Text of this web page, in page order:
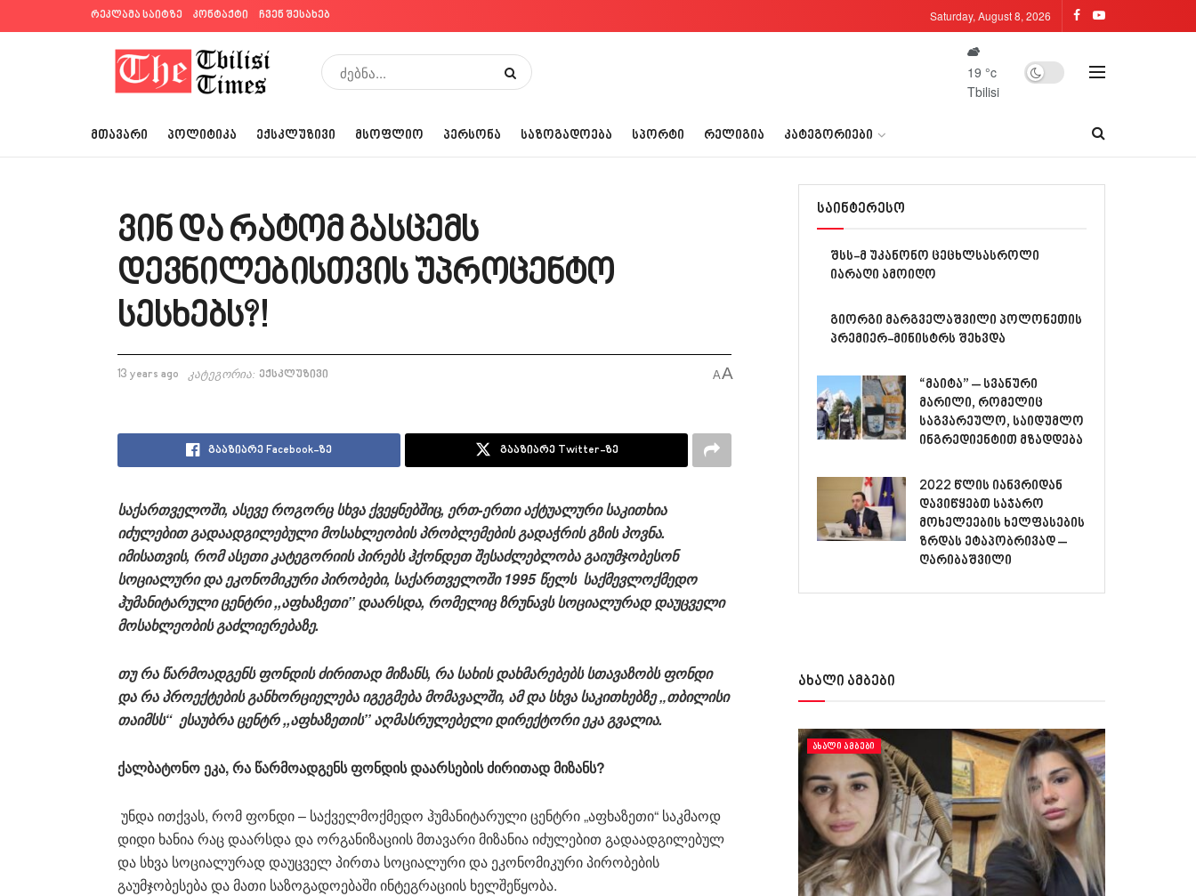
რეკლამა საიტზე კონტაქტი ჩვენ შესახებ Saturday, August 8, 2026
19 °c
Tbilisi
ᲛᲗᲐᲕᲐᲠᲘ ᲞᲝᲚᲘᲢᲘᲙᲐ ᲔᲥᲡᲙᲚᲣᲖᲘᲕᲘ ᲛᲡᲝᲤᲚᲘᲝ ᲞᲔᲠᲡᲝᲜᲐ ᲡᲐᲖᲝᲒᲐᲓᲝᲔᲑᲐ ᲡᲞᲝᲠᲢᲘ ᲠᲔᲚᲘᲒᲘᲐ ᲙᲐᲢᲔᲒᲝᲠᲘᲔᲑᲘ
ვინ და რატომ გასცემს
დევნილებისთვის უპროცენტო
სესხებს?!
13 years ago კატეგორია: ექსკლუზივი AA
გააზიარე Facebook-ზე გააზიარე Twitter-ზე
საქართველოში, ასევე როგორც სხვა ქვეყნებშიც, ერთ-ერთი აქტუალური საკითხია
იძულებით გადაადგილებული მოსახლეობის პრობლემების გადაჭრის გზის პოვნა.
იმისათვის, რომ ასეთი კატეგორიის პირებს ჰქონდეთ შესაძლებლობა გაიუმჯობესონ
სოციალური და ეკონომიკური პირობები, საქართველოში 1995 წელს საქმევლოქმედო
ჰუმანიტარული ცენტრი ,,აფხაზეთი’’ დაარსდა, რომელიც ზრუნავს სოციალურად დაუცველი
მოსახლეობის გაძლიერებაზე.
თუ რა წარმოადგენს ფონდის ძირითად მიზანს, რა სახის დახმარებებს სთავაზობს ფონდი
და რა პროექტების განხორციელება იგეგმება მომავალში, ამ და სხვა საკითხებზე „თბილისი
თაიმსს“ ესაუბრა ცენტრ ,,აფხაზეთის’’ აღმასრულებელი დირექტორი ეკა გვალია.
ქალბატონო ეკა, რა წარმოადგენს ფონდის დაარსების ძირითად მიზანს?
უნდა ითქვას, რომ ფონდი – საქველმოქმედო ჰუმანიტარული ცენტრი „აფხაზეთი“ საკმაოდ
დიდი ხანია რაც დაარსდა და ორგანიზაციის მთავარი მიზანია იძულებით გადაადგილებულ
და სხვა სოციალურად დაუცველ პირთა სოციალური და ეკონომიკური პირობების
გაუმჯობესება და მათი საზოგადოებაში ინტეგრაციის ხელშეწყობა.
საინტერესო
შსს-მ უკანონო ცეცხლსასროლი
იარაღი ამოიღო
გიორგი მარგველაშვილი პოლონეთის
პრემიერ-მინისტრს შეხვდა
“მაიტა” – სვანური
მარილი, რომელიც
საგვარეულო, საიდუმლო
ინგრედიენტით მზადდება
2022 წლის იანვრიდან
დავიწყებთ საჯარო
მოხელეების ხელფასების
ზრდას ეტაპობრივად –
ღარიბაშვილი
ახალი ამბები
ᲐᲮᲐᲚᲘ ᲐᲛᲑᲔᲑᲘ